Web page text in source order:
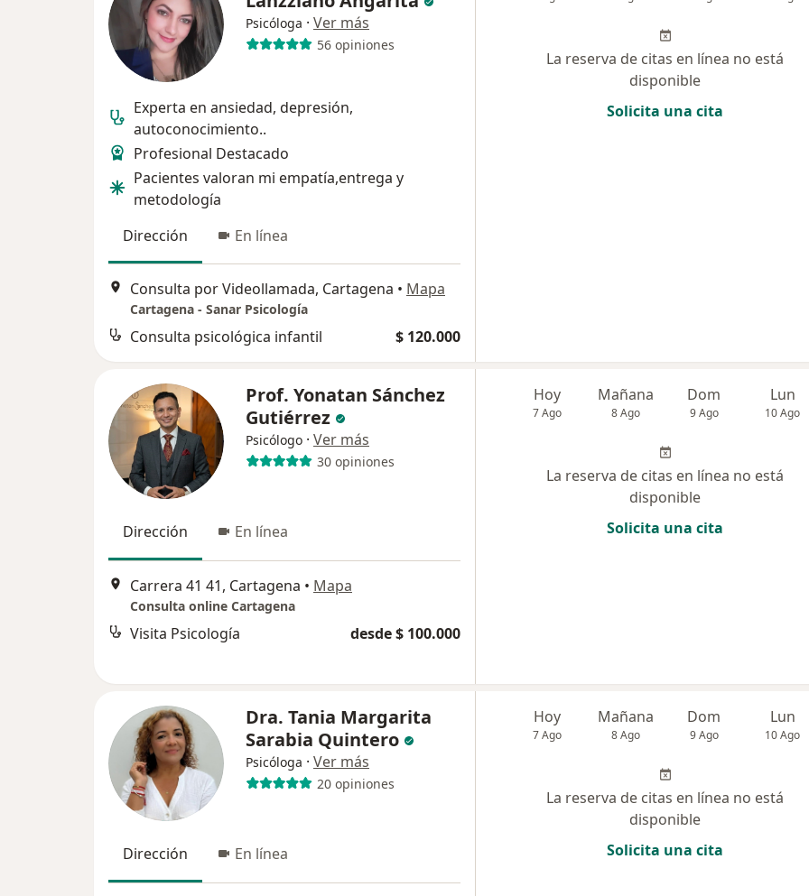
Psicóloga · Ver más
56 opiniones
Experta en ansiedad, depresión,
autoconocimiento..
Profesional Destacado
Pacientes valoran mi empatía,entrega y
metodología
Dirección
En línea
Consulta por Videollamada, Cartagena • Mapa
Cartagena - Sanar Psicología
Consulta psicológica infantil $ 120.000
La reserva de citas en línea no está
disponible
Solicita una cita
Prof. Yonatan Sánchez
Gutiérrez
Psicólogo · Ver más
30 opiniones
Dirección En línea
Carrera 41 41, Cartagena • Mapa
Consulta online Cartagena
Visita Psicología desde $ 100.000
Hoy
7 Ago
Mañana
8 Ago
Dom
9 Ago
Lun
10 Ago
La reserva de citas en línea no está
disponible
Solicita una cita
Dra. Tania Margarita
Sarabia Quintero
Psicóloga · Ver más
20 opiniones
Dirección En línea
Hoy
7 Ago
Mañana
8 Ago
Dom
9 Ago
Lun
10 Ago
La reserva de citas en línea no está
disponible
Solicita una cita